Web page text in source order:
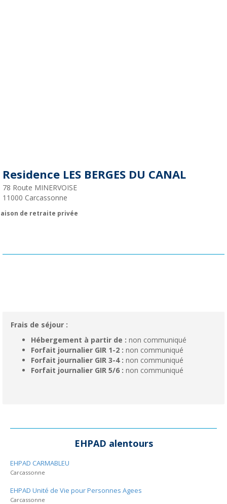
Residence LES BERGES DU CANAL
78 Route MINERVOISE
11000 Carcassonne
de retraite privée
Frais de séjour :
Hébergement à partir de : non communiqué
Forfait journalier GIR 1-2 : non communiqué
Forfait journalier GIR 3-4 : non communiqué
Forfait journalier GIR 5/6 : non communiqué
EHPAD alentours
EHPAD CARMABLEU
Carcassonne
EHPAD Unité de Vie pour Personnes Agees
Carcassonne